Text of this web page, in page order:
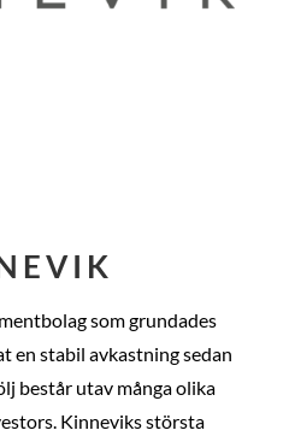
som grundades
en stabil avkastning sedan
består utav många olika
Kinneviks största